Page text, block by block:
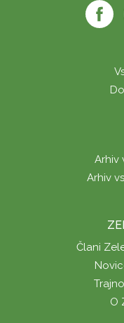
Arhiv
Arhiv
Člani
O